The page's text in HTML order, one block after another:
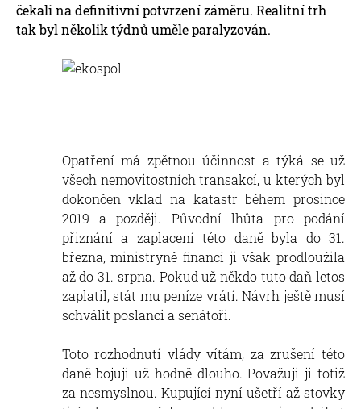
čekali na definitivní potvrzení záměru. Realitní trh
tak byl několik týdnů uměle paralyzován.
Opatření má zpětnou účinnost a týká se už
všech nemovitostních transakcí, u kterých byl
dokončen vklad na katastr během prosince
2019 a později. Původní lhůta pro podání
přiznání a zaplacení této daně byla do 31.
března, ministryně financí ji však prodloužila
až do 31. srpna. Pokud už někdo tuto daň letos
zaplatil, stát mu peníze vrátí. Návrh ještě musí
schválit poslanci a senátoři.
Toto rozhodnutí vlády vítám, za zrušení této
daně bojuji už hodně dlouho. Považuji ji totiž
za nesmyslnou. Kupující nyní ušetří až stovky